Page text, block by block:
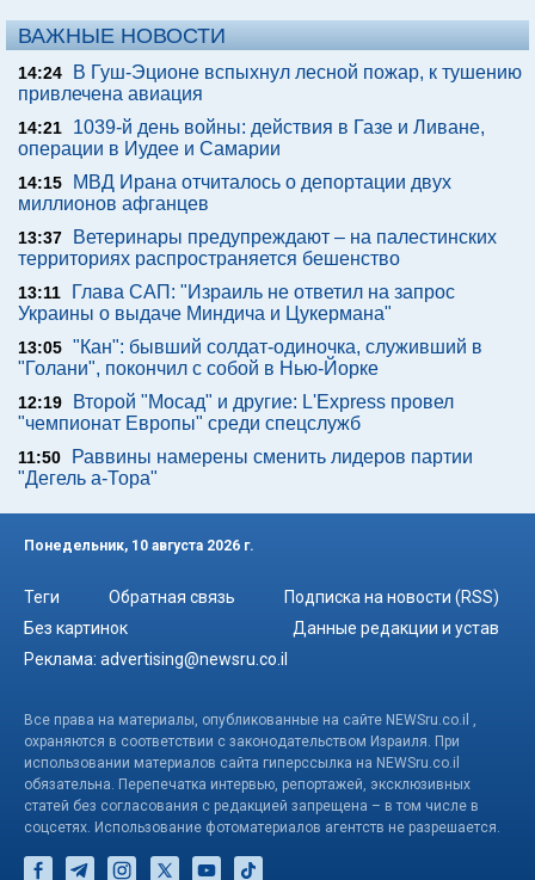
ВАЖНЫЕ НОВОСТИ
14:24
В Гуш-Эционе вспыхнул лесной пожар, к тушению
привлечена авиация
14:21
1039-й день войны: действия в Газе и Ливане,
операции в Иудее и Самарии
14:15
МВД Ирана отчиталось о депортации двух
миллионов афганцев
13:37
Ветеринары предупреждают – на палестинских
территориях распространяется бешенство
13:11
Глава САП: "Израиль не ответил на запрос
Украины о выдаче Миндича и Цукермана"
13:05 "Кан": бывший солдат-одиночка, служивший в
"Голани", покончил с собой в Нью-Йорке
12:19
Второй "Мосад" и другие: L'Express провел
"чемпионат Европы" среди спецслужб
11:50
Раввины намерены сменить лидеров партии
"Дегель а-Тора"
Понедельник, 10 августа 2026 г.
Теги Обратная связь
Подписка на новости (RSS)
Без картинок
Данные редакции и устав
Реклама: advertising@newsru.co.il
Все права на материалы, опубликованные на сайте NEWSru.co.il ,
охраняются в соответствии с законодательством Израиля. При
использовании материалов сайта гиперссылка на NEWSru.co.il
обязательна. Перепечатка интервью, репортажей, эксклюзивных
статей без согласования с редакцией запрещена – в том числе в
соцсетях. Использование фотоматериалов агентств не разрешается.